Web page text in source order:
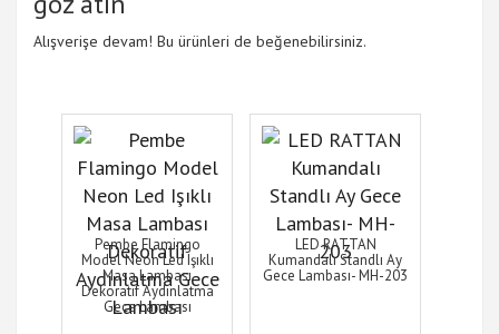
Alışverişe devam! Bu ürünleri de beğenebilirsiniz.
Pembe Flamingo
Model Neon Led Işıklı
Masa Lambası
Dekoratif Aydınlatma
Gece Lambası
LED RATTAN
Kumandalı Standlı Ay
Gece Lambası- MH-203